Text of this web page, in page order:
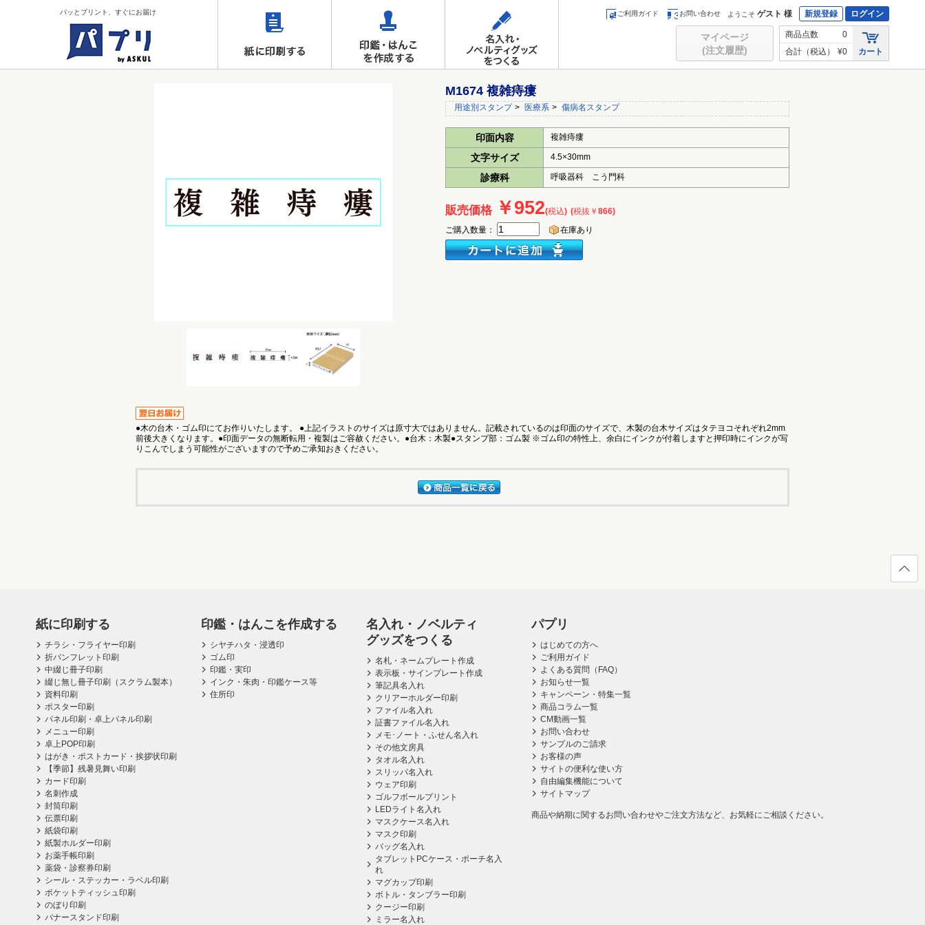
パッとプリント、すぐにお届け ご利用ガイド お問い合わせ ようこそ ゲスト 様 新規登録 ログイン
マイページ
(注文履歴)
商品点数
0
合計（税込）
¥0 カート
M1674 複雑痔瘻
用途別スタンプ > 医療系 > 傷病名スタンプ
印面内容 複雑痔瘻
文字サイズ 4.5×30mm
診療科 呼吸器科 こう門科
販売価格 ￥952(税込) (税抜￥866)
ご購入数量： 在庫あり
●木の台木・ゴム印にてお作りいたします。 ●上記イラストのサイズは原寸大ではありません。記載されているのは印面のサイズで、木製の台木サイズはタテヨコそれぞれ2mm
前後大きくなります。●印面データの無断転用・複製はご容赦ください。●台木：木製●スタンプ部：ゴム製 ※ゴム印の特性上、余白にインクが付着しますと押印時にインクが写
りこんでしまう可能性がございますので予めご承知おきください。
紙に印刷する
チラシ・フライヤー印刷
折パンフレット印刷
中綴じ冊子印刷
綴じ無し冊子印刷（スクラム製本）
資料印刷
ポスター印刷
パネル印刷・卓上パネル印刷
メニュー印刷
卓上POP印刷
はがき・ポストカード・挨拶状印刷
【季節】残暑見舞い印刷
カード印刷
名刺作成
封筒印刷
伝票印刷
紙袋印刷
紙製ホルダー印刷
お薬手帳印刷
薬袋・診察券印刷
シール・ステッカー・ラベル印刷
ポケットティッシュ印刷
のぼり印刷
バナースタンド印刷
印鑑・はんこを作成する
シヤチハタ・浸透印
ゴム印
印鑑・実印
インク・朱肉・印鑑ケース等
住所印
名入れ・ノベルティ
グッズをつくる
名札・ネームプレート作成
表示板・サインプレート作成
筆記具名入れ
クリアーホルダー印刷
ファイル名入れ
証書ファイル名入れ
メモ･ノート・ふせん名入れ
その他文房具
タオル名入れ
スリッパ名入れ
ウェア印刷
ゴルフボールプリント
LEDライト名入れ
マスクケース名入れ
マスク印刷
バッグ名入れ
タブレットPCケース・ポーチ名入
れ
マグカップ印刷
ボトル・タンブラー印刷
クージー印刷
ミラー名入れ
パプリ
はじめての方へ
ご利用ガイド
よくある質問（FAQ）
お知らせ一覧
キャンペーン・特集一覧
商品コラム一覧
CM動画一覧
お問い合わせ
サンプルのご請求
お客様の声
サイトの便利な使い方
自由編集機能について
サイトマップ
商品や納期に関するお問い合わせやご注文方法など、お気軽にご相談ください。